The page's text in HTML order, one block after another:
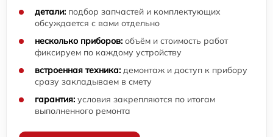
детали: подбор запчастей и комплектующих
обсуждается с вами отдельно
несколько приборов: объём и стоимость работ
фиксируем по каждому устройству
встроенная техника: демонтаж и доступ к прибору
сразу закладываем в смету
гарантия: условия закрепляются по итогам
выполненного ремонта